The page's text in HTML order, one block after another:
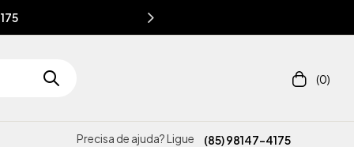
(0)
Precisa de ajuda? Ligue (85) 98147-4175